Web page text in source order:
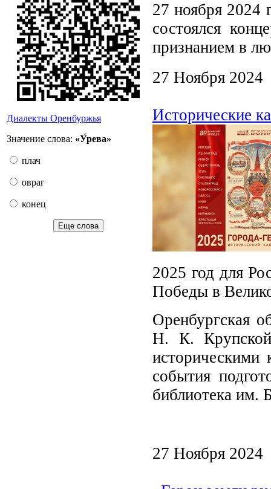
Диалекты Оренбуржья
Значение слова: «У́рева»
плач
овраг
конец
Еще слова
27 ноября 2024
состоялся
признанием в
27 Ноября 2024
Исторические
2025 год для
Победы в
Оренбургская
Н. К. Крупской
историческими
события
библиотека им.
27 Ноября 2024